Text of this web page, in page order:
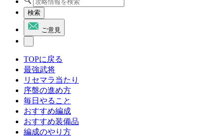
検索
ご意見
TOPに戻る
最強武将
リセマラ当たり
序盤の進め方
毎日やること
おすすめ編成
おすすめ装備品
編成のやり方